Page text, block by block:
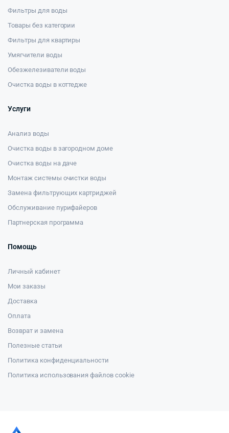
Фильтры для воды
Товары без категории
Фильтры для квартиры
Умягчители воды
Обезжелезиватели воды
Очистка воды в коттедже
Услуги
Анализ воды
Очистка воды в загородном доме
Очистка воды на даче
Монтаж системы очистки воды
Замена фильтрующих картриджей
Обслуживание пурифайеров
Партнерская программа
Помощь
Личный кабинет
Мои заказы
Доставка
Оплата
Возврат и замена
Полезные статьи
Политика конфиденциальности
Политика использования файлов cookie